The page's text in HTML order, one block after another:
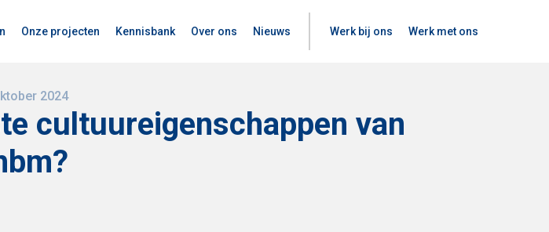
Onze projecten Kennisbank Over ons Nieuws Werk bij ons Werk met ons
2024
cultuureigenschappen van